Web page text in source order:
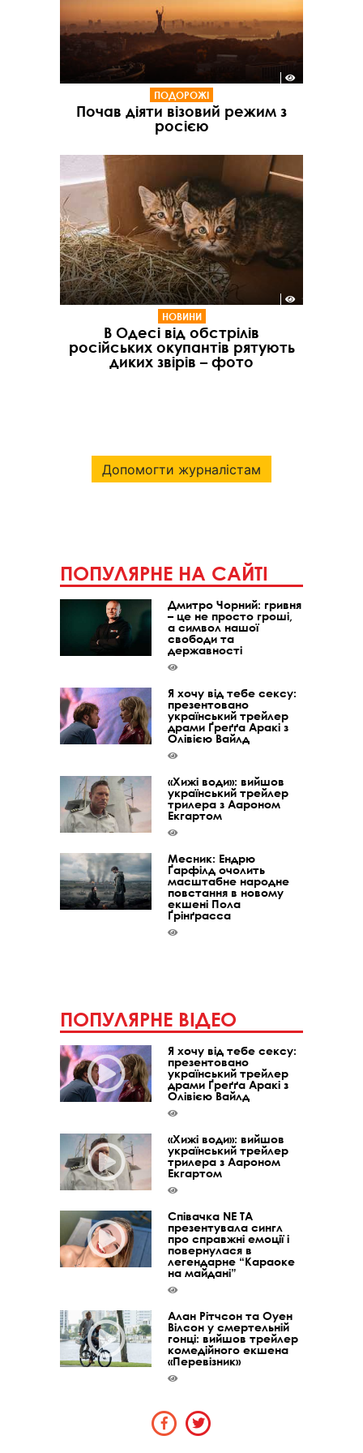
ПОДОРОЖІ
Почав діяти візовий режим з
росією
НОВИНИ
В Одесі від обстрілів
російських окупантів рятують
диких звірів – фото
Допомогти журналістам
ПОПУЛЯРНЕ НА САЙТІ
Дмитро Чорний: гривня
– це не просто гроші,
а символ нашої
свободи та
державності
Я хочу від тебе сексу:
презентовано
український трейлер
драми Ґреґґа Аракі з
Олівією Вайлд
«Хижі води»: вийшов
український трейлер
трилера з Аароном
Екгартом
Месник: Ендрю
Ґарфілд очолить
масштабне народне
повстання в новому
екшені Пола
Ґрінґрасса
ПОПУЛЯРНЕ ВІДЕО
Я хочу від тебе сексу:
презентовано
український трейлер
драми Ґреґґа Аракі з
Олівією Вайлд
«Хижі води»: вийшов
український трейлер
трилера з Аароном
Екгартом
Співачка NE TA
презентувала сингл
про справжні емоції і
повернулася в
легендарне “Караоке
на майдані”
Алан Рітчсон та Оуен
Вілсон у смертельній
гонці: вийшов трейлер
комедійного екшена
«Перевізник»